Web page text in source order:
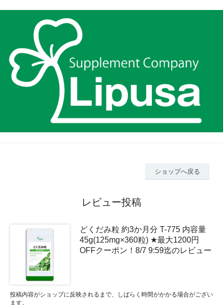
ショップへ戻る
レビュー投稿
どくだみ粒 約3か月分 T-775 内容量
45g(125mg×360粒) ★最大1200円
OFFクーポン！8/7 9:59迄のレビュー
投稿内容がショップに反映されるまで、しばらく時間がかかる場合がござい
ます。